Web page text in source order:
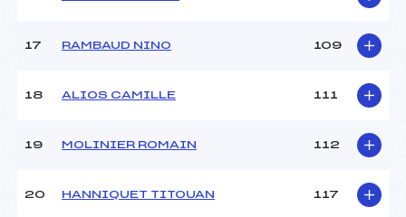
U16
17 RAMBAUD NINO 109
18 ALIOS CAMILLE 111
19 MOLINIER ROMAIN 112
20 HANNIQUET TITOUAN 117